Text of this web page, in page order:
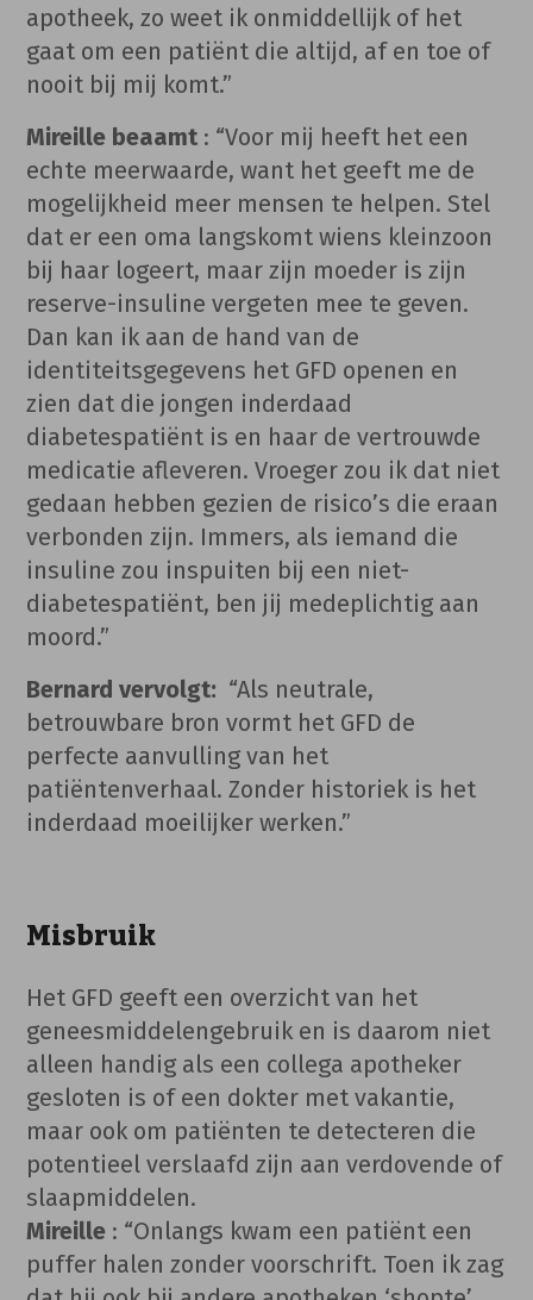
apotheek, zo weet ik onmiddellijk of het
gaat om een patiënt die altijd, af en toe of
nooit bij mij komt.”
Mireille beaamt : “Voor mij heeft het een
echte meerwaarde, want het geeft me de
mogelijkheid meer mensen te helpen. Stel
dat er een oma langskomt wiens kleinzoon
bij haar logeert, maar zijn moeder is zijn
reserve-insuline vergeten mee te geven.
Dan kan ik aan de hand van de
identiteitsgegevens het GFD openen en
zien dat die jongen inderdaad
diabetespatiënt is en haar de vertrouwde
medicatie afleveren. Vroeger zou ik dat niet
gedaan hebben gezien de risico’s die eraan
verbonden zijn. Immers, als iemand die
insuline zou inspuiten bij een niet-
diabetespatiënt, ben jij medeplichtig aan
moord.”
Bernard vervolgt: “Als neutrale,
betrouwbare bron vormt het GFD de
perfecte aanvulling van het
patiëntenverhaal. Zonder historiek is het
inderdaad moeilijker werken.”
Misbruik
Het GFD geeft een overzicht van het
geneesmiddelengebruik en is daarom niet
alleen handig als een collega apotheker
gesloten is of een dokter met vakantie,
maar ook om patiënten te detecteren die
potentieel verslaafd zijn aan verdovende of
slaapmiddelen.
Mireille : “Onlangs kwam een patiënt een
puffer halen zonder voorschrift. Toen ik zag